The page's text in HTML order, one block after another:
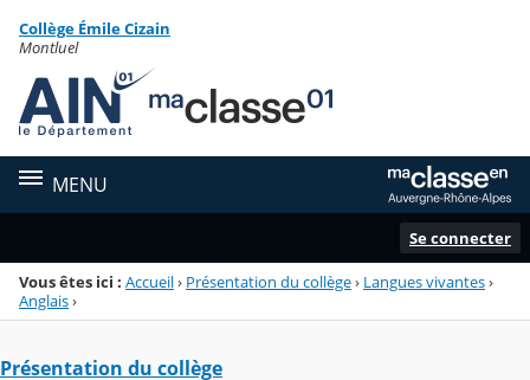
Menu de la rubrique
Contenu
Collège Émile Cizain
Montluel
MENU
Se connecter
Vous êtes ici : Accueil› Présentation du collège› Langues vivantes›
Anglais›
Présentation du collège